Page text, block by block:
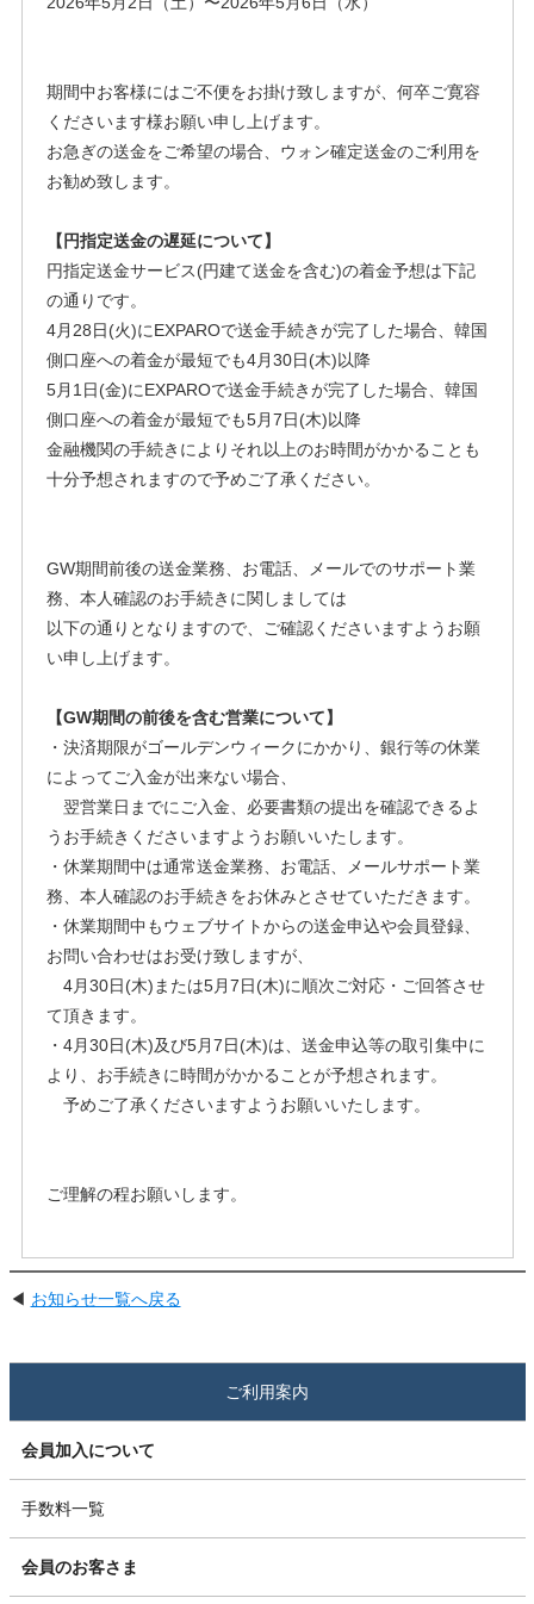
期間中お客様にはご不便をお掛け致しますが、何卒ご寛容
くださいます様お願い申し上げます。
お急ぎの送金をご希望の場合、ウォン確定送金のご利用を
お勧め致します。
【円指定送金の遅延について】
円指定送金サービス(円建て送金を含む)の着金予想は下記
の通りです。
4月28日(火)にEXPAROで送金手続きが完了した場合、韓国
側口座への着金が最短でも4月30日(木)以降
5月1日(金)にEXPAROで送金手続きが完了した場合、韓国
側口座への着金が最短でも5月7日(木)以降
金融機関の手続きによりそれ以上のお時間がかかることも
十分予想されますので予めご了承ください。
GW期間前後の送金業務、お電話、メールでのサポート業
務、本人確認のお手続きに関しましては
以下の通りとなりますので、ご確認くださいますようお願
い申し上げます。
【GW期間の前後を含む営業について】
・決済期限がゴールデンウィークにかかり、銀行等の休業
によってご入金が出来ない場合、
翌営業日までにご入金、必要書類の提出を確認できるよ
うお手続きくださいますようお願いいたします。
・休業期間中は通常送金業務、お電話、メールサポート業
務、本人確認のお手続きをお休みとさせていただきます。
・休業期間中もウェブサイトからの送金申込や会員登録、
お問い合わせはお受け致しますが、
4月30日(木)または5月7日(木)に順次ご対応・ご回答させ
て頂きます。
・4月30日(木)及び5月7日(木)は、送金申込等の取引集中に
より、お手続きに時間がかかることが予想されます。
予めご了承くださいますようお願いいたします。
ご理解の程お願いします。
◀ お知らせ一覧へ戻る
ご利用案内
会員加入について
手数料一覧
会員のお客さま